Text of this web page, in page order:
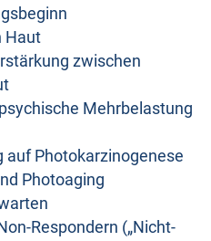
Haut
zwischen
Mehrbelastung
auf Photokarzinogenese
Photoaging
Respondern („Nicht-